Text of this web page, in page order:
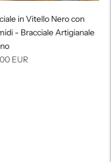
in Vitello Nero con
- Bracciale Artigianale
EUR